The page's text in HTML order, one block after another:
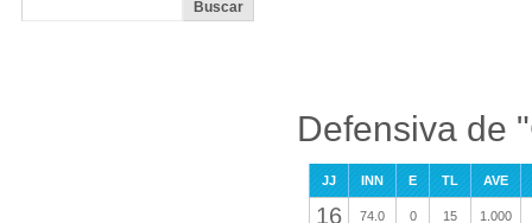
Defensiva de
JJ INN E TL AVE
16 74.0 0 15 1.000